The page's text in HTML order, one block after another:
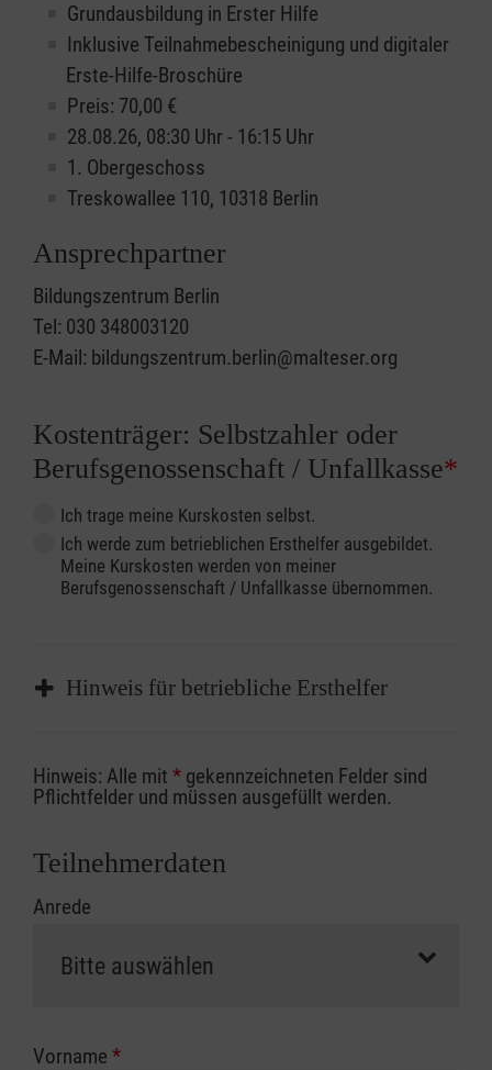
Grundausbildung in Erster Hilfe
Inklusive Teilnahmebescheinigung und digitaler
Erste-Hilfe-Broschüre
Preis: 70,00 €
28.08.26, 08:30 Uhr - 16:15 Uhr
1. Obergeschoss
Treskowallee 110, 10318 Berlin
Ansprechpartner
Bildungszentrum Berlin
Tel: 030 348003120
E-Mail: bildungszentrum.berlin@malteser.org
Kostenträger: Selbstzahler oder
Berufsgenossenschaft / Unfallkasse*
Ich trage meine Kurskosten selbst.
Ich werde zum betrieblichen Ersthelfer ausgebildet.
Meine Kurskosten werden von meiner
Berufsgenossenschaft / Unfallkasse übernommen.
Hinweis für betriebliche Ersthelfer
Sofern Sie ein Kostenübernahmeverfahren
Ihrer Berufsgenossenschaft / Unfallkasse
Abrechnungsunterlagen spätestens zu
erfolgt eine Abrechnung der vollen Kursgebühr
Die notwendigen Formulare für die
zuständigen Berufsgenossenschaft oder
Hinweis: Alle mit * gekennzeichneten Felder sind
Pflichtfelder und müssen ausgefüllt werden.
Teilnehmerdaten
Anrede
Vorname *